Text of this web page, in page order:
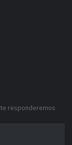
responderemos